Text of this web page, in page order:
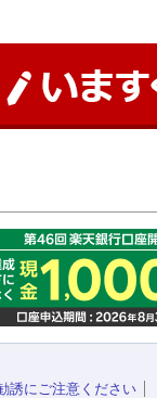
誘にご注意ください